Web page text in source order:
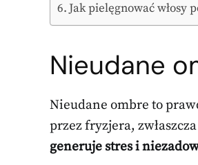
Jak pielęgnować włosy
Nieudane
Nieudane ombre to
przez fryzjera,
generuje stres i